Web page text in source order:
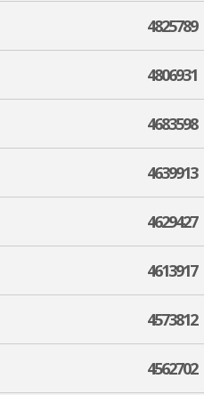
4825789
4806931
4683598
4639913
4629427
4613917
4573812
4562702